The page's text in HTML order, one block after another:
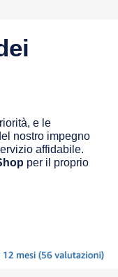
e le
nostro impegno
affidabile.
per il proprio